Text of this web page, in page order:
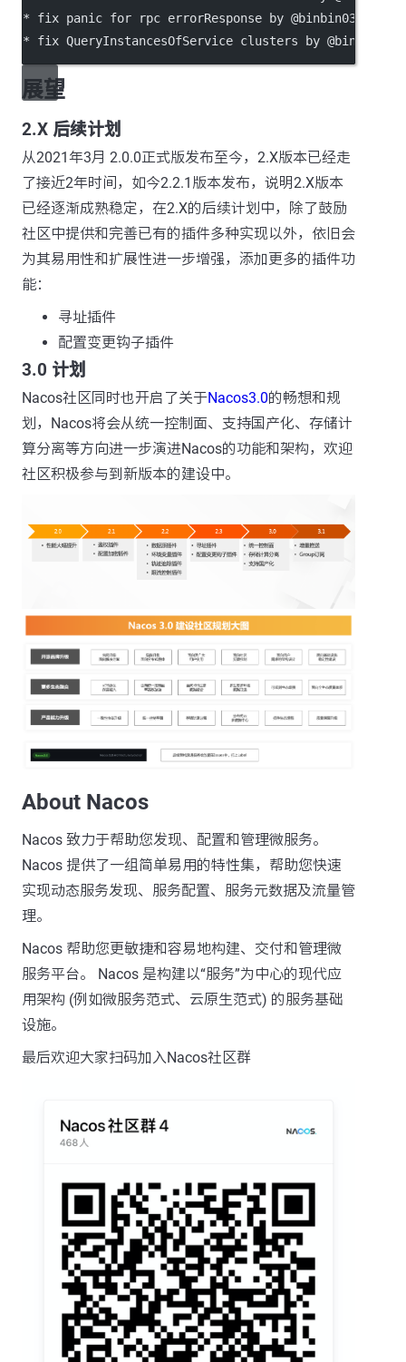
* fix panic for rpc errorResponse by @binbin0325 in
* fix QueryInstancesOfService clusters by
展望
2.X 后续计划
从2021年3月 2.0.0正式版发布至今，2.X版本已经走
了接近2年时间，如今2.2.1版本发布，说明2.X版本
已经逐渐成熟稳定，在2.X的后续计划中，除了鼓励
社区中提供和完善已有的插件多种实现以外，依旧会
为其易用性和扩展性进一步增强，添加更多的插件功
能：
寻址插件
配置变更钩子插件
3.0 计划
Nacos社区同时也开启了关于Nacos3.0的畅想和规
划，Nacos将会从统一控制面、支持国产化、存储计
算分离等方向进一步演进Nacos的功能和架构，欢迎
社区积极参与到新版本的建设中。
About Nacos
Nacos 致力于帮助您发现、配置和管理微服务。
Nacos 提供了一组简单易用的特性集，帮助您快速
实现动态服务发现、服务配置、服务元数据及流量管
理。
Nacos 帮助您更敏捷和容易地构建、交付和管理微
服务平台。 Nacos 是构建以“服务”为中心的现代应
用架构 (例如微服务范式、云原生范式) 的服务基础
设施。
最后欢迎大家扫码加入Nacos社区群